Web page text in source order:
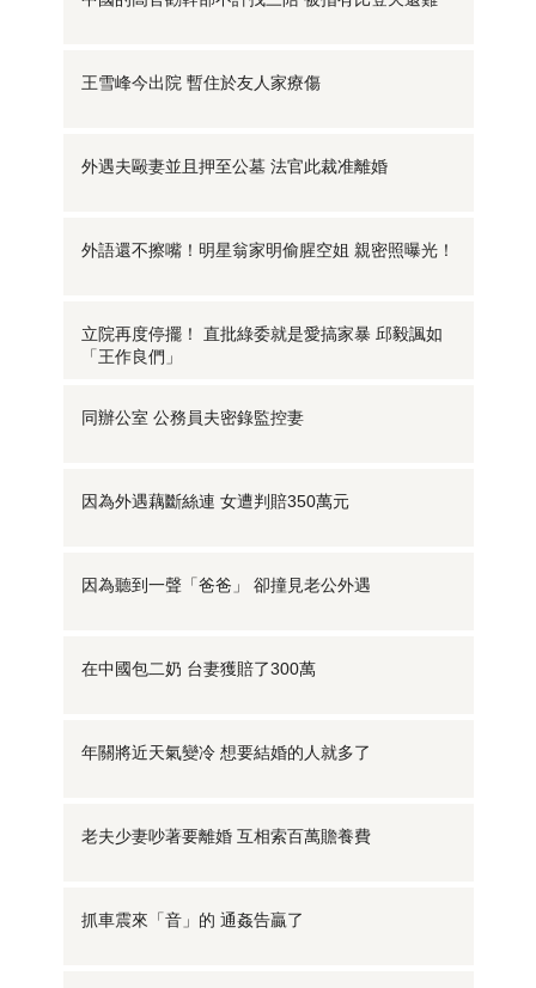
王雪峰今出院 暫住於友人家療傷
外遇夫毆妻並且押至公墓 法官此裁准離婚
外語還不擦嘴！明星翁家明偷腥空姐 親密照曝光！
立院再度停擺！ 直批綠委就是愛搞家暴 邱毅諷如
「王作良們」
同辦公室 公務員夫密錄監控妻
因為外遇藕斷絲連 女遭判賠350萬元
因為聽到一聲「爸爸」 卻撞見老公外遇
在中國包二奶 台妻獲賠了300萬
年關將近天氣變冷 想要結婚的人就多了
老夫少妻吵著要離婚 互相索百萬贍養費
抓車震來「音」的 通姦告贏了